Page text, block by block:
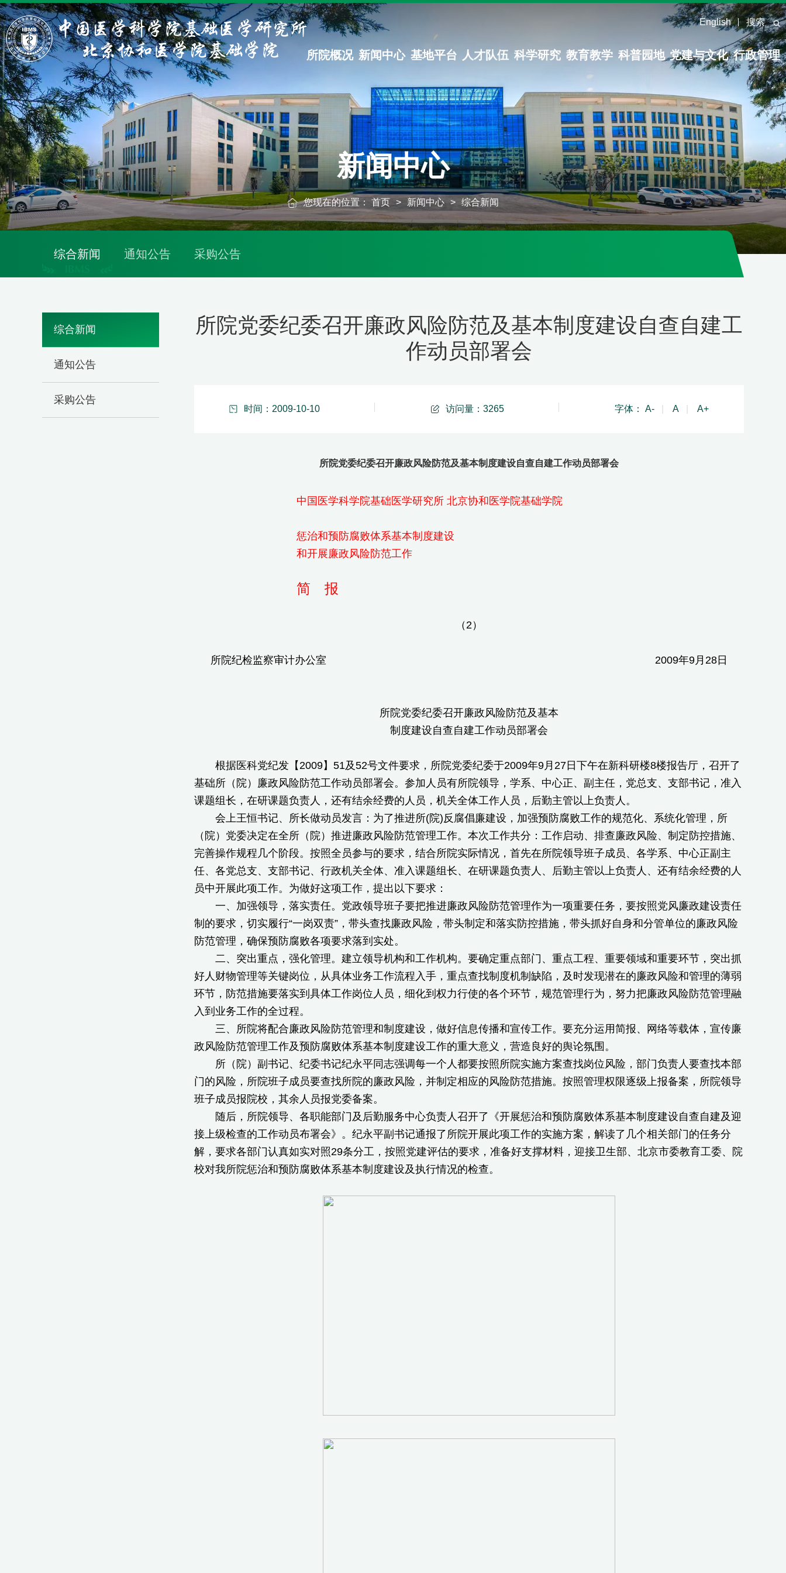
English 搜索
所院概况 新闻中心 基地平台 人才队伍 科学研究 教育教学 科普园地 党建与文化 行政管理
新闻中心
您现在的位置： 首页 > 新闻中心 > 综合新闻
综合新闻 通知公告 采购公告
综合新闻
通知公告
采购公告
所院党委纪委召开廉政风险防范及基本制度建设自查自建工
作动员部署会
时间：2009-10-10 访问量： 3265 字体： A- A A+
所院党委纪委召开廉政风险防范及基本制度建设自查自建工作动员部署会
中国医学科学院基础医学研究所 北京协和医学院基础学院
惩治和预防腐败体系基本制度建设
和开展廉政风险防范工作
简 报
（2）
所院纪检监察审计办公室 2009年9月28日
所院党委纪委召开廉政风险防范及基本
制度建设自查自建工作动员部署会
根据医科党纪发【2009】51及52号文件要求，所院党委纪委于2009年9月27日下午在新科研楼8楼报告厅，召开了
基础所（院）廉政风险防范工作动员部署会。参加人员有所院领导，学系、中心正、副主任，党总支、支部书记，准入
课题组长，在研课题负责人，还有结余经费的人员，机关全体工作人员，后勤主管以上负责人。
会上王恒书记、所长做动员发言：为了推进所(院)反腐倡廉建设，加强预防腐败工作的规范化、系统化管理，所
（院）党委决定在全所（院）推进廉政风险防范管理工作。本次工作共分：工作启动、排查廉政风险、制定防控措施、
完善操作规程几个阶段。按照全员参与的要求，结合所院实际情况，首先在所院领导班子成员、各学系、中心正副主
任、各党总支、支部书记、行政机关全体、准入课题组长、在研课题负责人、后勤主管以上负责人、还有结余经费的人
员中开展此项工作。为做好这项工作，提出以下要求：
一、加强领导，落实责任。党政领导班子要把推进廉政风险防范管理作为一项重要任务，要按照党风廉政建设责任
制的要求，切实履行“一岗双责”，带头查找廉政风险，带头制定和落实防控措施，带头抓好自身和分管单位的廉政风险
防范管理，确保预防腐败各项要求落到实处。
二、突出重点，强化管理。建立领导机构和工作机构。要确定重点部门、重点工程、重要领域和重要环节，突出抓
好人财物管理等关键岗位，从具体业务工作流程入手，重点查找制度机制缺陷，及时发现潜在的廉政风险和管理的薄弱
环节，防范措施要落实到具体工作岗位人员，细化到权力行使的各个环节，规范管理行为，努力把廉政风险防范管理融
入到业务工作的全过程。
三、所院将配合廉政风险防范管理和制度建设，做好信息传播和宣传工作。要充分运用简报、网络等载体，宣传廉
政风险防范管理工作及预防腐败体系基本制度建设工作的重大意义，营造良好的舆论氛围。
所（院）副书记、纪委书记纪永平同志强调每一个人都要按照所院实施方案查找岗位风险，部门负责人要查找本部
门的风险，所院班子成员要查找所院的廉政风险，并制定相应的风险防范措施。按照管理权限逐级上报备案，所院领导
班子成员报院校，其余人员报党委备案。
随后，所院领导、各职能部门及后勤服务中心负责人召开了《开展惩治和预防腐败体系基本制度建设自查自建及迎
接上级检查的工作动员布署会》。纪永平副书记通报了所院开展此项工作的实施方案，解读了几个相关部门的任务分
解，要求各部门认真如实对照29条分工，按照党建评估的要求，准备好支撑材料，迎接卫生部、北京市委教育工委、院
校对我所院惩治和预防腐败体系基本制度建设及执行情况的检查。